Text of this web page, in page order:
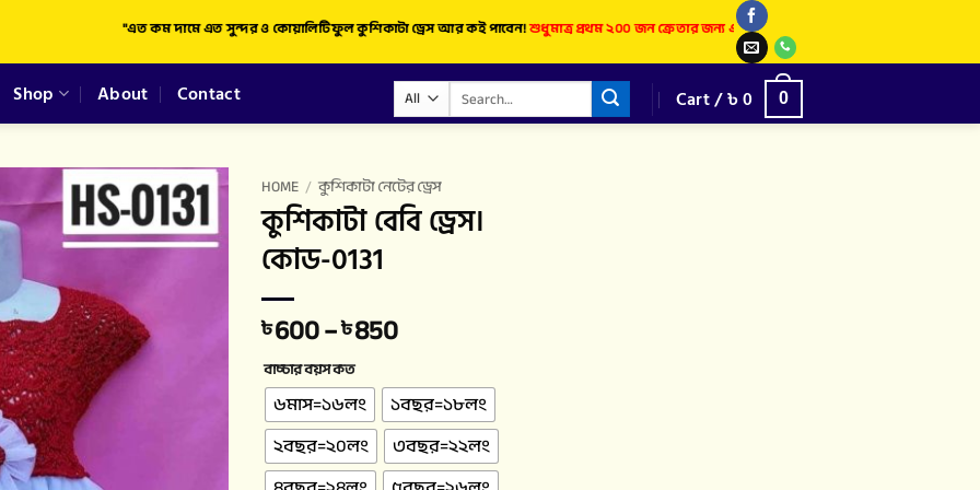
"এত কম দামে এত সুন্দর ও কোয়ালিটিফুল কুশিকাটা ড্রেস আর কই পাবেন!শুধুমাত্র প্রথম ২০০ জন ক্রেতার জন্য এই বিশেষ অফার।
Shop About Contact Cart /৳0 0
HOME / কুশিকাটা নেটের ড্রেস
কুশিকাটা বেবি ড্রেস।
কোড-0131
৳600–৳850
বাচ্চার বয়স কত
৬মাস=১৬লং
১বছর=১৮লং
২বছর=২০লং
৩বছর=২২লং